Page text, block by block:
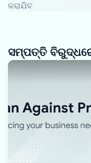
କରାଯିବ
ସମ୍ପତ୍ତି